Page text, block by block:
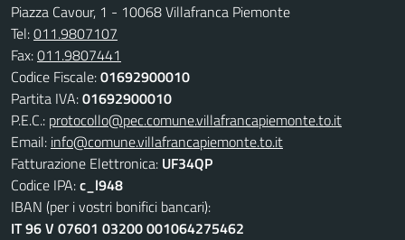
Piazza Cavour, 1 - 10068 Villafranca Piemonte
Tel:011.9807107
Fax:011.9807441
Codice Fiscale:01692900010
Partita IVA:01692900010
P.E.C.: protocollo@pec.comune.villafrancapiemonte.to.it
Email: info@comune.villafrancapiemonte.to.it
Fatturazione Elettronica: UF34QP
Codice IPA:c_l948
IBAN (per i vostri bonifici bancari):
IT 96 V 07601 03200 001064275462